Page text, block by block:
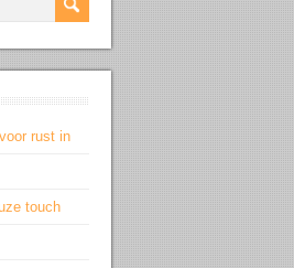
rust in
touch